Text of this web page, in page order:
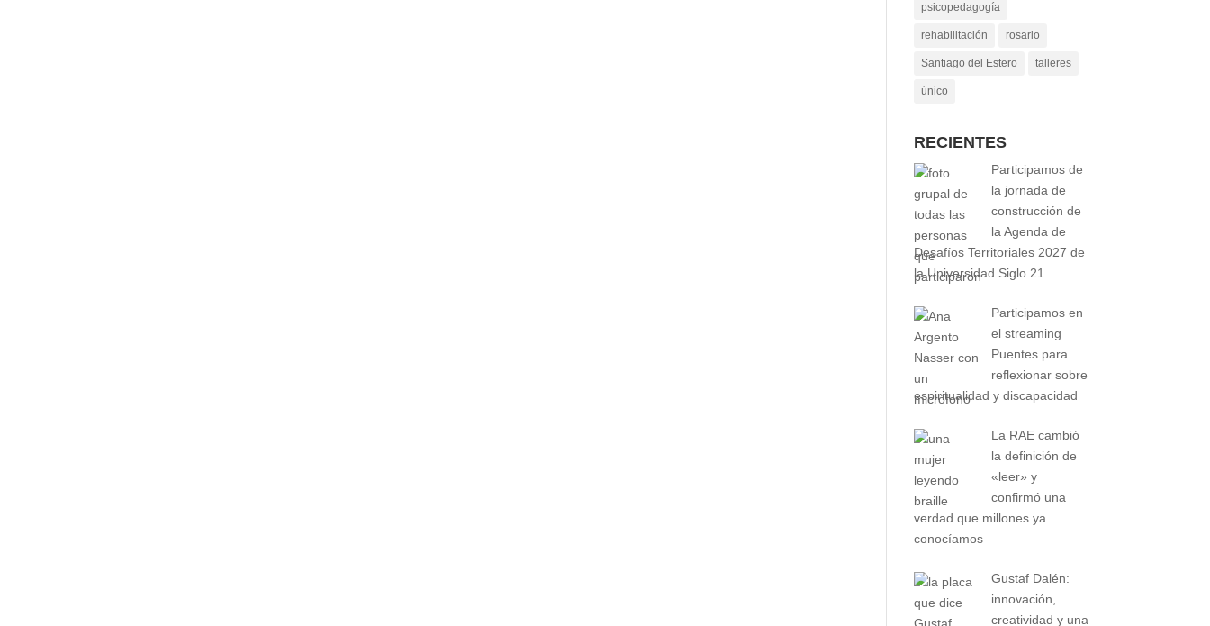
psicopedagogía
rehabilitación rosario
Santiago del Estero talleres
único
RECIENTES
Participamos de
la jornada de
construcción de
la Agenda de
Desafíos Territoriales 2027 de
la Universidad Siglo 21
Participamos en
el streaming
Puentes para
reflexionar sobre
espiritualidad y discapacidad
La RAE cambió
la definición de
«leer» y
confirmó una
verdad que millones ya
conocíamos
Gustaf Dalén:
innovación,
creatividad y una